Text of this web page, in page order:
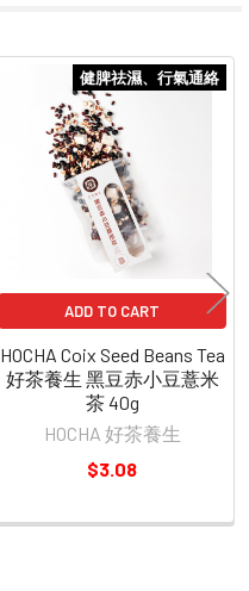
健脾祛濕、行氣通絡
ADD TO CART
HOCHA Coix Seed Beans Tea
好茶養生 黑豆赤小豆薏米
茶 40g
HOCHA 好茶養生
$3.08